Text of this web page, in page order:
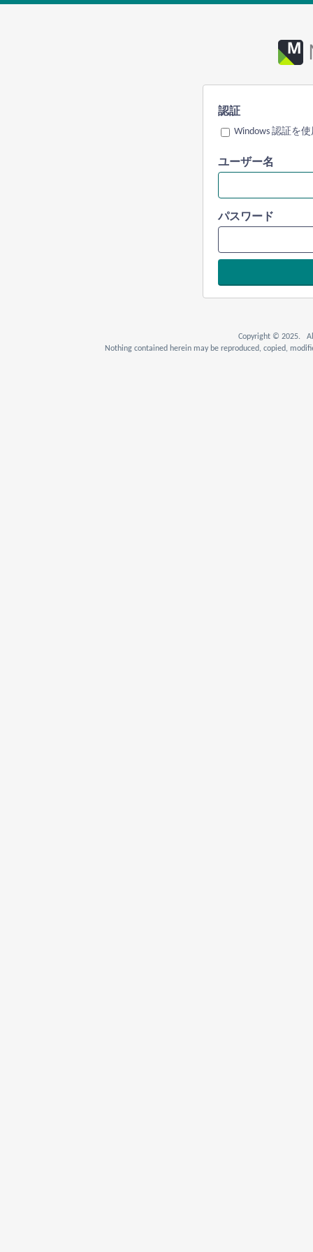
認証
Windows 認証を
ユーザー名
パスワード
Copyright © 2025. All
Nothing contained herein may be reproduced, copied,